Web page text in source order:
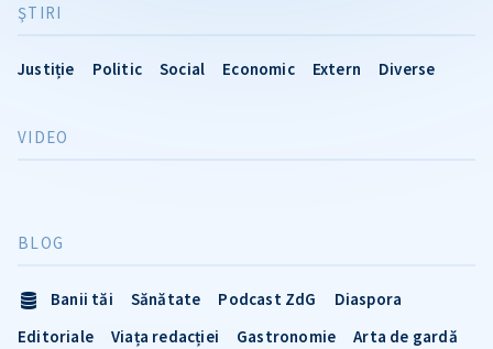
ŞTIRI
Justiție Politic Social Economic Extern Diverse
VIDEO
BLOG
Banii tăi Sănătate Podcast ZdG
Diaspora
Editoriale
Viața redacției Gastronomie
Arta de gardă